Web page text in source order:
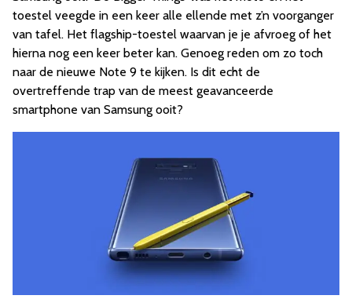
toestel veegde in een keer alle ellende met z’n voorganger
van tafel. Het flagship-toestel waarvan je je afvroeg of het
hierna nog een keer beter kan. Genoeg reden om zo toch
naar de nieuwe Note 9 te kijken. Is dit echt de
overtreffende trap van de meest geavanceerde
smartphone van Samsung ooit?